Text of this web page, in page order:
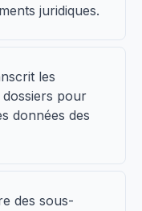
juridiques.
les
pour
données des
des sous-